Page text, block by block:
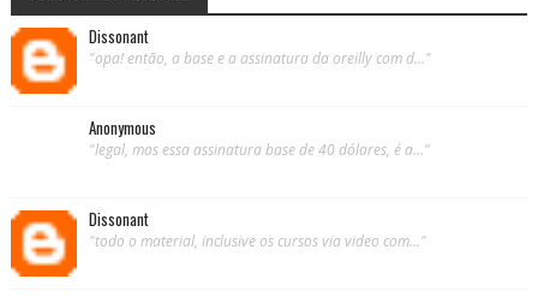
Dissonant
"opa! então, a base e a assinatura da oreilly com d..."
Anonymous
"legal, mas essa assinatura base de 40 dólares, é a..."
Dissonant
"todo o material, inclusive os cursos via video com..."